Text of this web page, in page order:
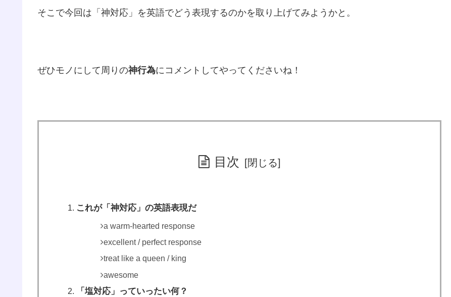
そこで今回は「神対応」を英語でどう表現するのかを取り上げてみようかと。
ぜひモノにして周りの神行為にコメントしてやってくださいね！
目次
これが「神対応」の英語表現だ
a warm-hearted response
excellent / perfect response
treat like a queen / king
awesome
「塩対応」っていったい何？